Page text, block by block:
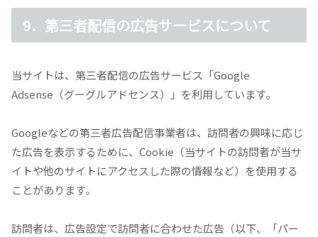
9．第三者配信の広告サービスについて
当サイトは、第三者配信の広告サービス「Google
Adsense（グーグルアドセンス）」を利用しています。
Googleなどの第三者広告配信事業者は、訪問者の興味に応じ
た広告を表示するために、Cookie（当サイトの訪問者が当サ
イトや他のサイトにアクセスした際の情報など）を使用する
ことがあります。
訪問者は、広告設定で訪問者に合わせた広告（以下、「パー